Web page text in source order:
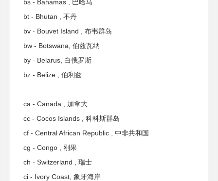
bs - Bahamas , 巴哈马
bt - Bhutan , 不丹
bv - Bouvet Island , 布韦群岛
bw - Botswana, 伯兹瓦纳
by - Belarus, 白俄罗斯
bz - Belize , 伯利兹
ca - Canada , 加拿大
cc - Cocos Islands , 科科斯群岛
cf - Central African Republic , 中非共和国
cg - Congo , 刚果
ch - Switzerland , 瑞士
ci - Ivory Coast, 象牙海岸